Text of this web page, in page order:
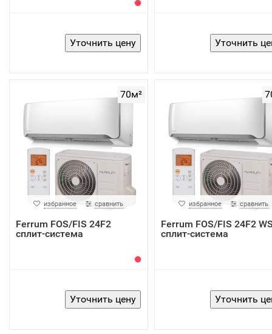
70м²
избранное сравнить
Ferrum FOS/FIS 24F2
сплит-система
избранное сравнить
Ferrum FOS/FIS 24F2
сплит-система